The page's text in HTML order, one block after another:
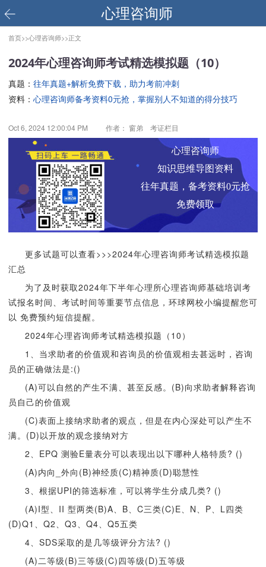
心理咨询师
首页>>心理咨询师>>正文
2024年心理咨询师考试精选模拟题（10）
真题： 往年真题+解析免费下载，助力考前冲刺
资料： 心理咨询师备考资料0元抢，掌握别人不知道的得分技巧
Oct 6, 2024 12:00:04 PM 作者： 窗弟 考证栏目
心理咨询师
知识思维导图资料
往年真题，备考资料0元抢
免费领取
更多试题可以查看>>>2024年心理咨询师考试精选模拟题
汇总
为了及时获取2024年下半年心理所心理咨询师基础培训考
试报名时间、考试时间等重要节点信息，环球网校小编提醒您可
以 免费预约短信提醒。
2024年心理咨询师考试精选模拟题（10）
1、当求助者的价值观和咨询员的价值观相去甚远时，咨询
员的正确做法是:()
(A)可以自然的产生不满、甚至反感。(B)向求助者解释咨询
员自己的价值观
(C)表面上接纳求助者的观点，但是在内心深处可以产生不
满。(D)以开放的观念接纳对方
2、EPQ 测验E量表分可以表现出以下哪种人格特质? ()
(A)内向_外向(B)神经质(C)精神质(D)聪慧性
3、根据UPI的筛选标准，可以将学生分成几类? ()
(A)I型、II 型两类(B)A、B、C三类(C)E、N、P、L四类
(D)Q1、Q2、Q3、Q4、Q5五类
4、SDS采取的是几等级评分方法? ()
(A)二等级(B)三等级(C)四等级(D)五等级